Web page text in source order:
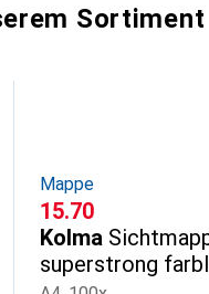
Sortiment
Mappe
CHF
15.70
Kolma
superstrong